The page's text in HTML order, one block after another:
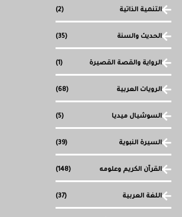
التنمية الذاتية (2)
الحديث والسنة (35)
الرواية والقصة القصيرة (1)
الرويات العربية (68)
السوشيال ميديا (5)
السيرة النبوية (39)
القرآن الكريم وعلومه (148)
اللغة العربية (37)